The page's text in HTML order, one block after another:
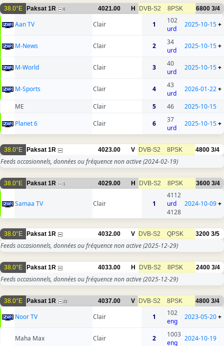
38.0°E Paksat 1R 6 4021.00 H DVB-S2 8PSK 6800 3/4
Aan TV Clair 1
102
urd
2025-10-15+
M-News Clair 2
34
urd
2025-10-15+
M-World Clair 3
40
urd
2025-10-15+
M-Sports Clair 4
43
urd
2026-01-22+
ME Clair 5 46
2025-10-15
Planet 6
Clair 6
37
urd
2025-10-15+
38.0°E Paksat 1R 4023.00 V DVB-S2 8PSK 4800 3/4
Feeds occasionnels, données ou fréquence non active(2024-02-19)
38.0°E Paksat 1R 1 4029.00 H DVB-S2 8PSK 3600 3/4
Samaa TV Clair 1
4112
urd
4128
2024-10-09+
38.0°E Paksat 1R 4032.00 V DVB-S2 QPSK 3200 3/5
Feeds occasionnels, données ou fréquence non active(2025-12-29)
38.0°E Paksat 1R 4033.00 H DVB-S2 8PSK 2400 3/4
Feeds occasionnels, données ou fréquence non active(2025-12-29)
38.0°E Paksat 1R 23 4037.00 V DVB-S2 8PSK 4800 3/4
Noor TV Clair 1
102
eng
2023-05-20+
Maha Max Clair 2
1003
eng
2024-10-19